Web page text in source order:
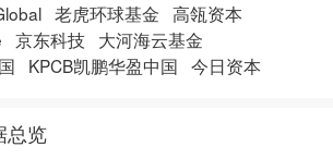
老虎环球基金 高瓴资本
京东科技
大河海云基金
KPCB凯鹏华盈中国 今日资本
总览